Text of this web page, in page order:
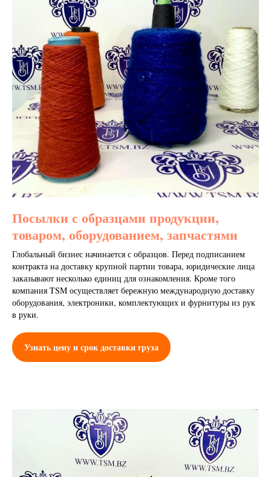
Посылки с образцами продукции,
товаром, оборудованием, запчастями
Глобальный бизнес начинается с образцов. Перед подписанием
контракта на доставку крупной партии товара, юридические лица
заказывают несколько единиц для ознакомления. Кроме того
компания TSM осуществляет бережную международную доставку
оборудования, электроники, комплектующих и фурнитуры из рук
в руки.
Узнать цену и срок доставки груза